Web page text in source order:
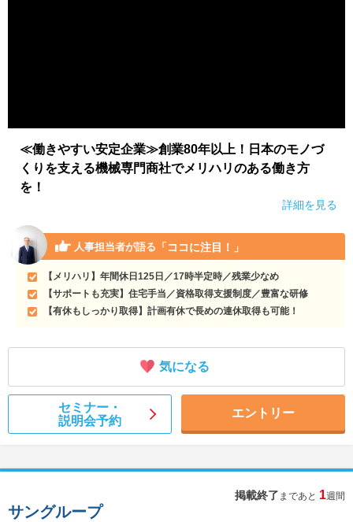
≪働きやすい安定企業≫創業80年以上！日本のモノづ
くりを支える機械専門商社でメリハリのある働き方
を！
詳細を見る
人事担当者が語る 「ココに注目！」
【メリハリ】年間休日125日／17時半定時／残業少なめ
【サポートも充実】住宅手当／資格取得支援制度／豊富な研修
【有休もしっかり取得】計画有休で長めの連休取得も可能！
気になる
セミナー・
説明会予約
エントリー
掲載終了 まであと 1週間
サングループ